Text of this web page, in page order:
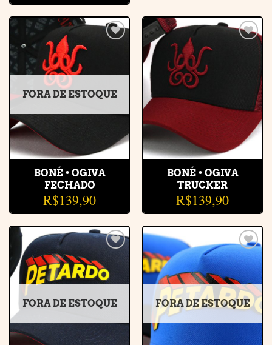
à lista de
FORA DE ESTOQUE
BONÉ • OGIVA
FECHADO
R$139,90
BONÉ • OGIVA
TRUCKER
R$139,90
Adicionar
à lista de
FORA DE ESTOQUE
Adicionar
à lista de
desejos
FORA DE ESTOQUE